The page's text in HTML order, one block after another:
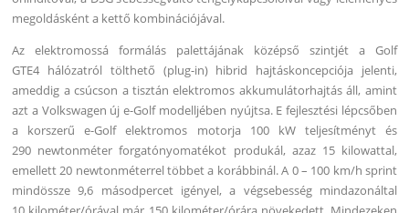
megoldásként a kettő kombinációjával.
Az elektromossá formálás palettájának középső szintjét a Golf
GTE4 hálózatról tölthető (plug-in) hibrid hajtáskoncepciója jelenti,
ameddig a csúcson a tisztán elektromos akkumulátorhajtás áll, amint
azt a Volkswagen új e-Golf modelljében nyújtsa. E fejlesztési lépcsőben
a korszerű e-Golf elektromos motorja 100 kW teljesítményt és
290 newtonméter forgatónyomatékot produkál, azaz 15 kilowattal,
emellett 20 newtonméterrel többet a korábbinál. A 0 – 100 km/h sprint
mindössze 9,6 másodpercet igényel, a végsebesség mindazonáltal